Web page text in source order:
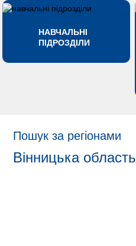
НАВЧАЛЬНІ
ПІДРОЗДІЛИ
Пошук за регіонами
Вінницька область